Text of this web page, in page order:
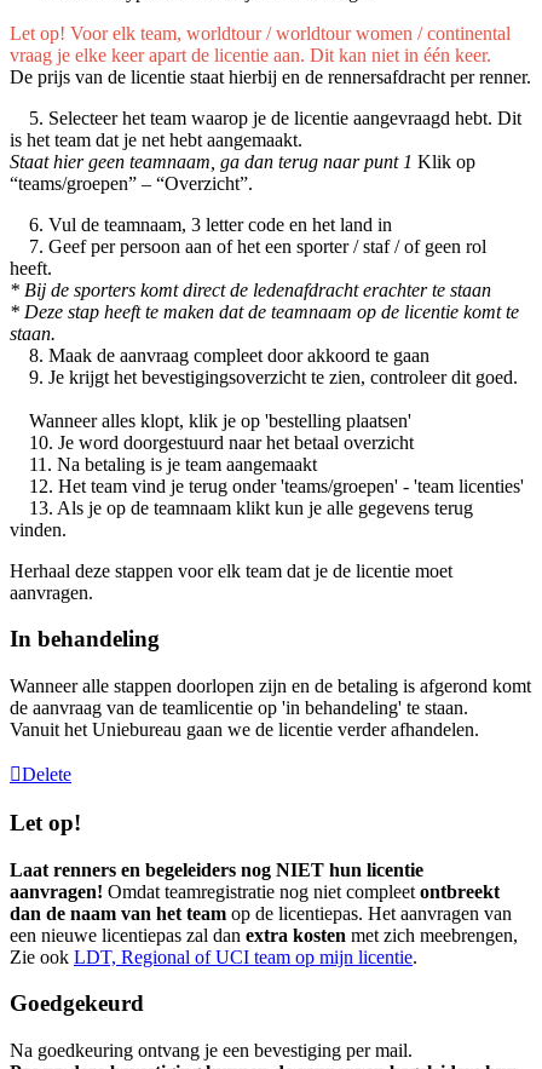
Let op! Voor elk team, worldtour / worldtour women / continental
vraag je elke keer apart de licentie aan. Dit kan niet in één keer.
De prijs van de licentie staat hierbij en de rennersafdracht per renner.
5. Selecteer het team waarop je de licentie aangevraagd hebt. Dit
is het team dat je net hebt aangemaakt.
Staat hier geen teamnaam, ga dan terug naar punt 1 Klik op
“teams/groepen” – “Overzicht”.
6. Vul de teamnaam, 3 letter code en het land in
7. Geef per persoon aan of het een sporter / staf / of geen rol
heeft.
* Bij de sporters komt direct de ledenafdracht erachter te staan
* Deze stap heeft te maken dat de teamnaam op de licentie komt te
staan.
8. Maak de aanvraag compleet door akkoord te gaan
9. Je krijgt het bevestigingsoverzicht te zien, controleer dit goed.
Wanneer alles klopt, klik je op 'bestelling plaatsen'
10. Je word doorgestuurd naar het betaal overzicht
11. Na betaling is je team aangemaakt
12. Het team vind je terug onder 'teams/groepen' - 'team licenties'
13. Als je op de teamnaam klikt kun je alle gegevens terug
vinden.
Herhaal deze stappen voor elk team dat je de licentie moet
aanvragen.
In behandeling
Wanneer alle stappen doorlopen zijn en de betaling is afgerond komt
de aanvraag van de teamlicentie op 'in behandeling' te staan.
Vanuit het Uniebureau gaan we de licentie verder afhandelen.
Delete
Let op!
Laat renners en begeleiders nog NIET hun licentie
aanvragen! Omdat teamregistratie nog niet compleet ontbreekt
dan de naam van het team op de licentiepas. Het aanvragen van
een nieuwe licentiepas zal dan extra kosten met zich meebrengen,
Zie ook LDT, Regional of UCI team op mijn licentie‍.
Goedgekeurd
Na goedkeuring ontvang je een bevestiging per mail.